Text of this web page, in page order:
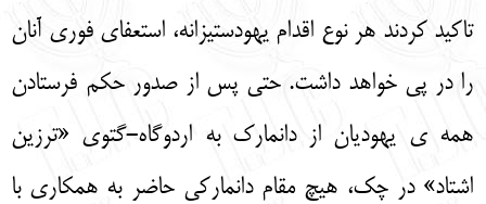
تاکید کردند هر نوع اقدام یهودستیزانه، استعفای فوری آنان
را در پی خواهد داشت. حتی پس از صدور حکم فرستادن
همه ی یهودیان از دانمارک به اردوگاه-گتوی «ترزین
اشتاد» در چک، هیچ مقام دانمارکی حاضر به همکاری با